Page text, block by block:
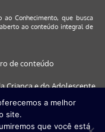
ao Conhecimento, que busca
ao conteúdo integral de
de conteúdo
Criança e do Adolescente
Google Chrome (a
da versão 9) | FireFox (
a melhor
site.
que você está